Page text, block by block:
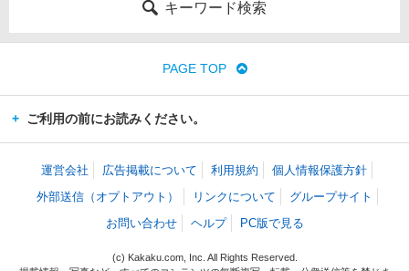
キーワード検索
PAGE TOP
ご利用の前にお読みください。
運営会社 広告掲載について 利用規約
個人情報保護方針
外部送信（オプトアウト）
リンクについて
グループサイト
お問い合わせ
ヘルプ PC版で見る
(c) Kakaku.com, Inc. All Rights Reserved.